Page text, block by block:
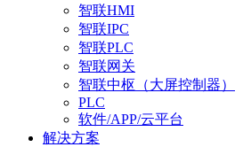
智联HMI
智联IPC
智联PLC
智联网关
智联中枢（大屏控制器）
PLC
软件/APP/云平台
解决方案